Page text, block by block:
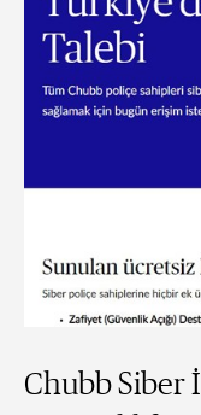
Chubb Siber